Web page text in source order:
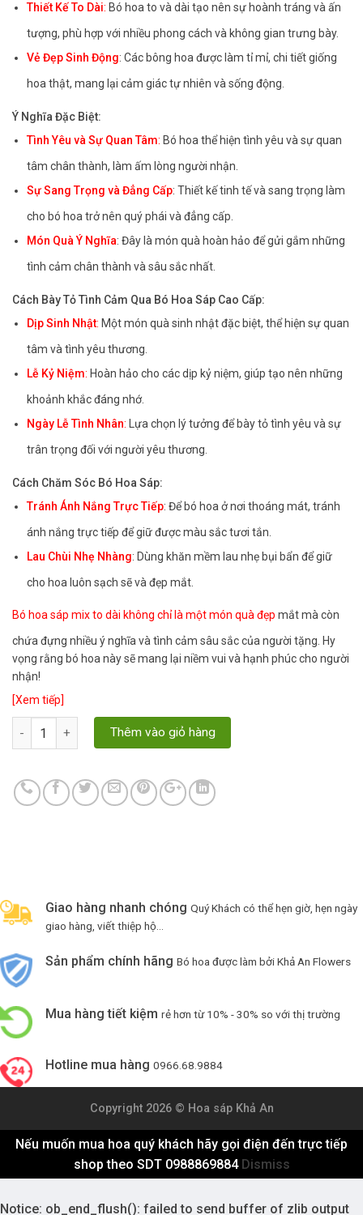
Thiết Kế To Dài: Bó hoa to và dài tạo nên sự hoành tráng và ấn
tượng, phù hợp với nhiều phong cách và không gian trưng bày.
Vẻ Đẹp Sinh Động: Các bông hoa được làm tỉ mỉ, chi tiết giống
hoa thật, mang lại cảm giác tự nhiên và sống động.
Ý Nghĩa Đặc Biệt:
Tình Yêu và Sự Quan Tâm: Bó hoa thể hiện tình yêu và sự quan
tâm chân thành, làm ấm lòng người nhận.
Sự Sang Trọng và Đẳng Cấp: Thiết kế tinh tế và sang trọng làm
cho bó hoa trở nên quý phái và đẳng cấp.
Món Quà Ý Nghĩa: Đây là món quà hoàn hảo để gửi gắm những
tình cảm chân thành và sâu sắc nhất.
Cách Bày Tỏ Tình Cảm Qua Bó Hoa Sáp Cao Cấp:
Dịp Sinh Nhật: Một món quà sinh nhật đặc biệt, thể hiện sự quan
tâm và tình yêu thương.
Lễ Kỷ Niệm: Hoàn hảo cho các dịp kỷ niệm, giúp tạo nên những
khoảnh khắc đáng nhớ.
Ngày Lễ Tình Nhân: Lựa chọn lý tưởng để bày tỏ tình yêu và sự
trân trọng đối với người yêu thương.
Cách Chăm Sóc Bó Hoa Sáp:
Tránh Ánh Nắng Trực Tiếp: Để bó hoa ở nơi thoáng mát, tránh
ánh nắng trực tiếp để giữ được màu sắc tươi tắn.
Lau Chùi Nhẹ Nhàng: Dùng khăn mềm lau nhẹ bụi bẩn để giữ
cho hoa luôn sạch sẽ và đẹp mắt.
Bó hoa sáp mix to dài không chỉ là một món quà đẹp mắt mà còn
chứa đựng nhiều ý nghĩa và tình cảm sâu sắc của người tặng. Hy
vọng rằng bó hoa này sẽ mang lại niềm vui và hạnh phúc cho người
nhận!
[Xem tiếp]
Quantity Thêm vào giỏ hàng
Giao hàng nhanh chóng Quý Khách có thể hẹn giờ, hẹn ngày
giao hàng, viết thiệp hộ...
Sản phẩm chính hãng Bó hoa được làm bởi Khả An Flowers
Mua hàng tiết kiệm rẻ hơn từ 10% - 30% so với thị trường
Hotline mua hàng 0966.68.9884
Copyright 2026 © Hoa sáp Khả An
Nếu muốn mua hoa quý khách hãy gọi điện đến trực tiếp
shop theo SDT 0988869884 Dismiss
Notice: ob_end_flush(): failed to send buffer of zlib output